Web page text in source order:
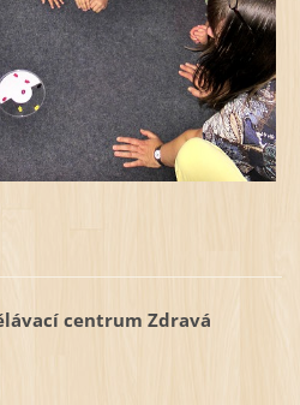
centrum Zdravá